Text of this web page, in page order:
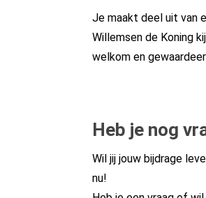
Je maakt deel uit van
Willemsen de Koning
welkom en
Heb je nog
Wil jij jouw bijdrage
nu!